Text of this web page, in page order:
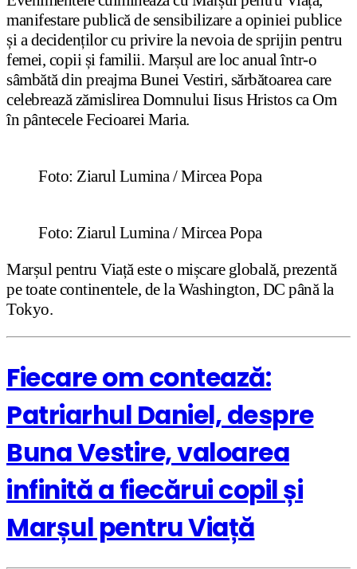
manifestare publică de sensibilizare a opiniei publice
și a decidenților cu privire la nevoia de sprijin pentru
femei, copii și familii. Marșul are loc anual într-o
sâmbătă din preajma Bunei Vestiri, sărbătoarea care
celebrează zămislirea Domnului Iisus Hristos ca Om
în pântecele Fecioarei Maria.
Foto: Ziarul Lumina / Mircea Popa
Foto: Ziarul Lumina / Mircea Popa
Marșul pentru Viață este o mișcare globală, prezentă
pe toate continentele, de la Washington, DC până la
Tokyo.
Fiecare om contează:
Patriarhul Daniel, despre
Buna Vestire, valoarea
infinită a fiecărui copil și
Marșul pentru Viață